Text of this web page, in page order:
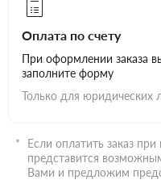
Оплата по счету
При оформлении заказа
заполните форму
Только для юридических
Если оплатить заказ
представится
Вами и предложим